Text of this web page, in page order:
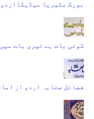
بورک مٹیریا
کوئی بات ہے تیری بات
فضائل صحابہ اردو از